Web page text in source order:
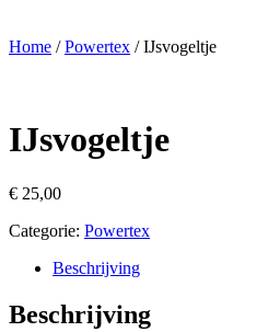
Home /Powertex / IJsvogeltje
IJsvogeltje
€ 25,00
Categorie: Powertex
Beschrijving
Beschrijving